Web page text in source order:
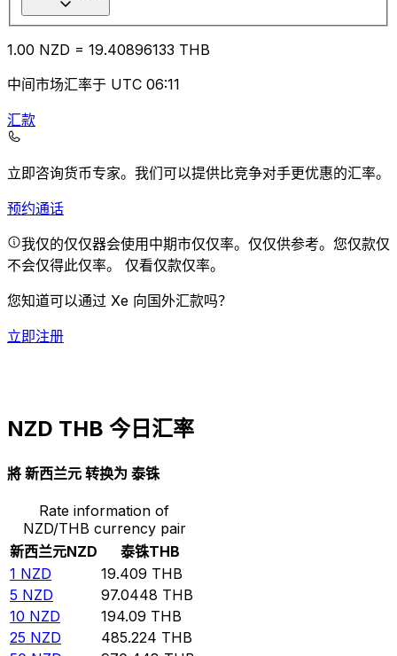
1.00 NZD = 19.40896133 THB
中间市场汇率于 UTC 06:11
汇款
立即咨询货币专家。 我们可以提供比竞争对手更优惠的汇率。
预约通话
我仅的仅仅器会使用中期市仅仅率。仅仅供参考。您仅款仅
不会仅得此仅率。 仅看仅款仅率。
您知道可以通过 Xe 向国外汇款吗？
立即注册
NZD THB 今日汇率
將 新西兰元 转换为 泰铢
Rate information of
NZD/THB currency pair
新西兰元NZD 泰铢THB
1 NZD 19.409 THB
5 NZD 97.0448 THB
10 NZD 194.09 THB
25 NZD 485.224 THB